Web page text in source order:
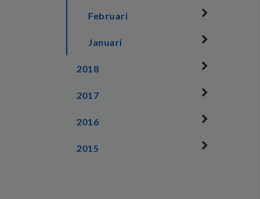
Februari
Januari
2018
2017
2016
2015